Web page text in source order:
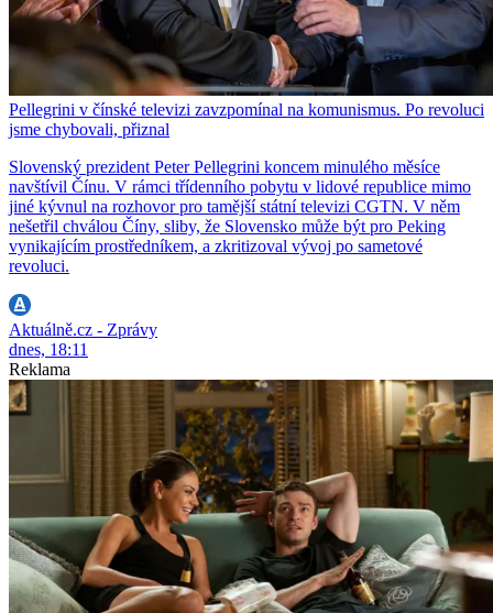
Pellegrini v čínské televizi zavzpomínal na komunismus. Po revoluci
jsme chybovali, přiznal
Slovenský prezident Peter Pellegrini koncem minulého měsíce
navštívil Čínu. V rámci třídenního pobytu v lidové republice mimo
jiné kývnul na rozhovor pro tamější státní televizi CGTN. V něm
nešetřil chválou Číny, sliby, že Slovensko může být pro Peking
vynikajícím prostředníkem, a zkritizoval vývoj po sametové
revoluci.
Aktuálně.cz - Zprávy
dnes, 18:11
Reklama